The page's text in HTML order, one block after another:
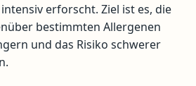
erforscht. Ziel ist es, die
bestimmten Allergenen
und das Risiko schwerer